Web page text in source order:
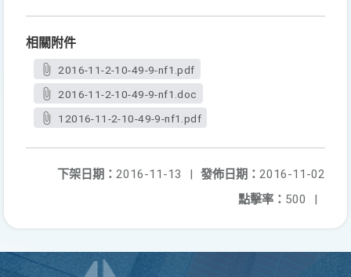
相關附件
2016-11-2-10-49-9-nf1.pdf
2016-11-2-10-49-9-nf1.doc
12016-11-2-10-49-9-nf1.pdf
發佈日期： 2016-11-02
下架日期： 2016-11-13
|
點擊率： 500 |